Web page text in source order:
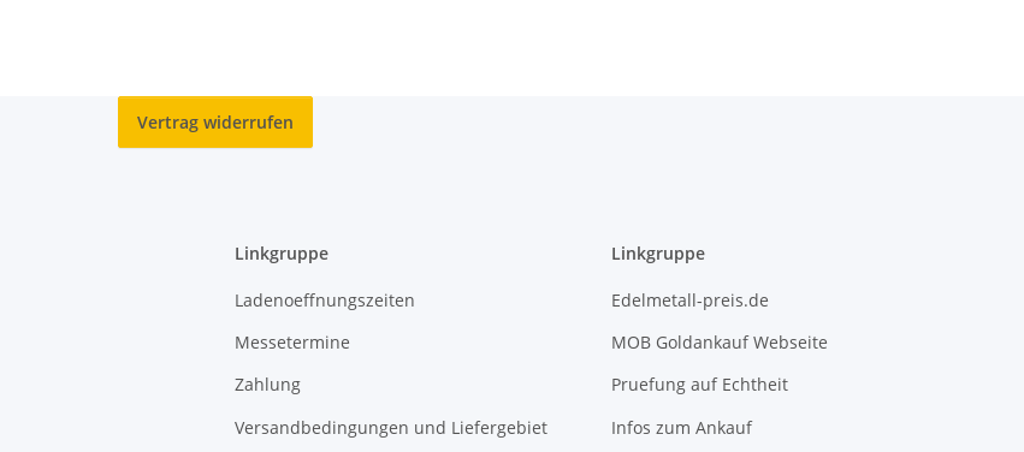
Vertrag widerrufen
Linkgruppe
Ladenoeffnungszeiten
Messetermine
Zahlung
Versandbedingungen und Liefergebiet
Linkgruppe
Edelmetall-preis.de
MOB Goldankauf Webseite
Pruefung auf Echtheit
Infos zum Ankauf